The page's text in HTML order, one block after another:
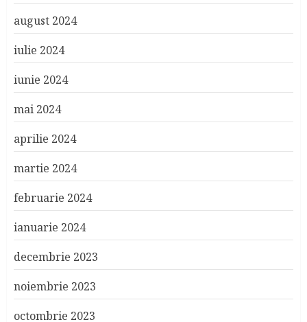
august 2024
iulie 2024
iunie 2024
mai 2024
aprilie 2024
martie 2024
februarie 2024
ianuarie 2024
decembrie 2023
noiembrie 2023
octombrie 2023